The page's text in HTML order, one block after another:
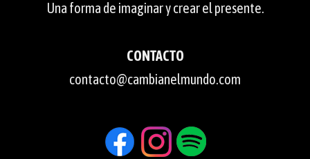
Una forma de imaginar y crear el presente.
CONTACTO
contacto@cambianelmundo.com